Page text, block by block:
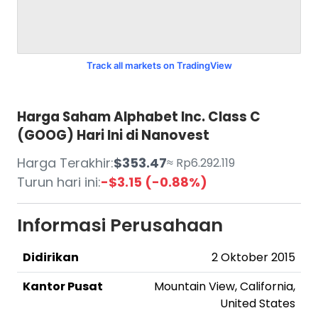
Track all markets on TradingView
Harga Saham Alphabet Inc. Class C
(GOOG) Hari Ini di Nanovest
Harga Terakhir:$353.47≈ Rp6.292.119
Turun hari ini:-$3.15 (-0.88%)
Informasi Perusahaan
Didirikan
2 Oktober 2015
Kantor Pusat
Mountain View, California,
United States